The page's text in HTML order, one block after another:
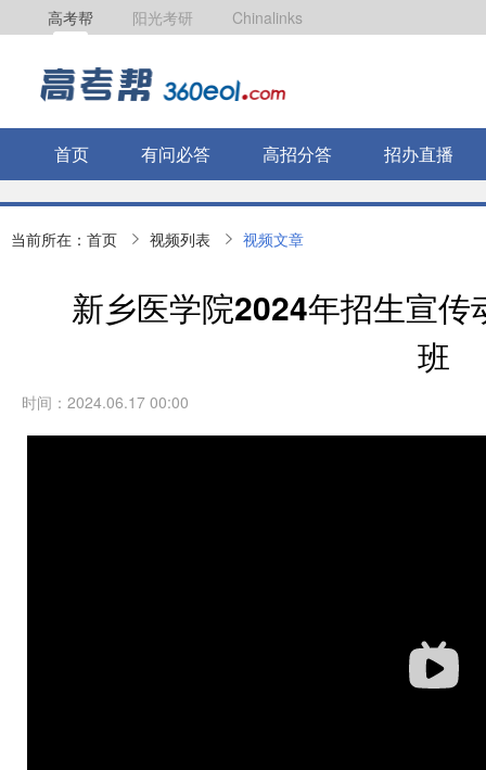
高考帮 阳光考研 Chinalinks
首页 有问必答 高招分答 招办直播
当前所在： 首页 视频列表 视频文章
新乡医学院2024年招生宣
班
时间：2024.06.17 00:00